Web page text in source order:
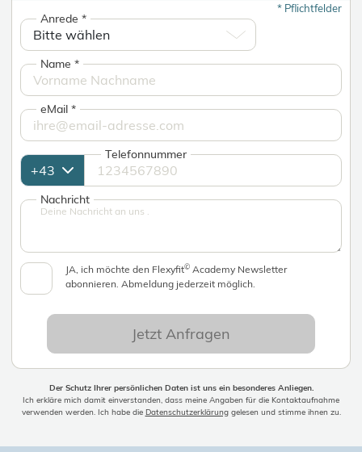
*Pflichtfelder
Anrede*
Name*
eMail*
Telefonnummer
Nachricht
JA, ich möchte den Flexyfit© Academy Newsletter
abonnieren. Abmeldung jederzeit möglich.
Jetzt Anfragen
Der Schutz Ihrer persönlichen Daten ist uns ein besonderes Anliegen.
Ich erkläre mich damit einverstanden, dass meine Angaben für die Kontaktaufnahme
verwenden werden. Ich habe die Datenschutzerklärunggelesen und stimme ihnen zu.